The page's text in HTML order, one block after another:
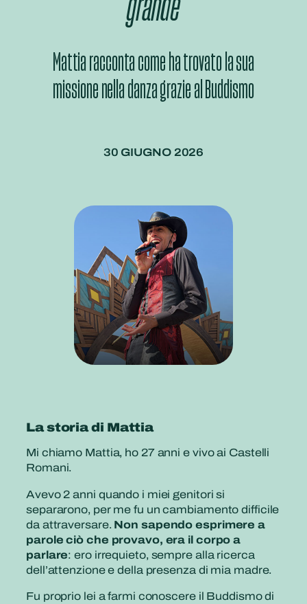
Mattia racconta come ha trovato la sua
missione nella danza grazie al Buddismo
30 GIUGNO 2026
La storia di Mattia
Mi chiamo Mattia, ho 27 anni e vivo ai Castelli
Romani.
Avevo 2 anni quando i miei genitori si
separarono, per me fu un cambiamento difficile
da attraversare. Non sapendo esprimere a
parole ciò che provavo, era il corpo a
parlare: ero irrequieto, sempre alla ricerca
dell’attenzione e della presenza di mia madre.
Fu proprio lei a farmi conoscere il Buddismo di